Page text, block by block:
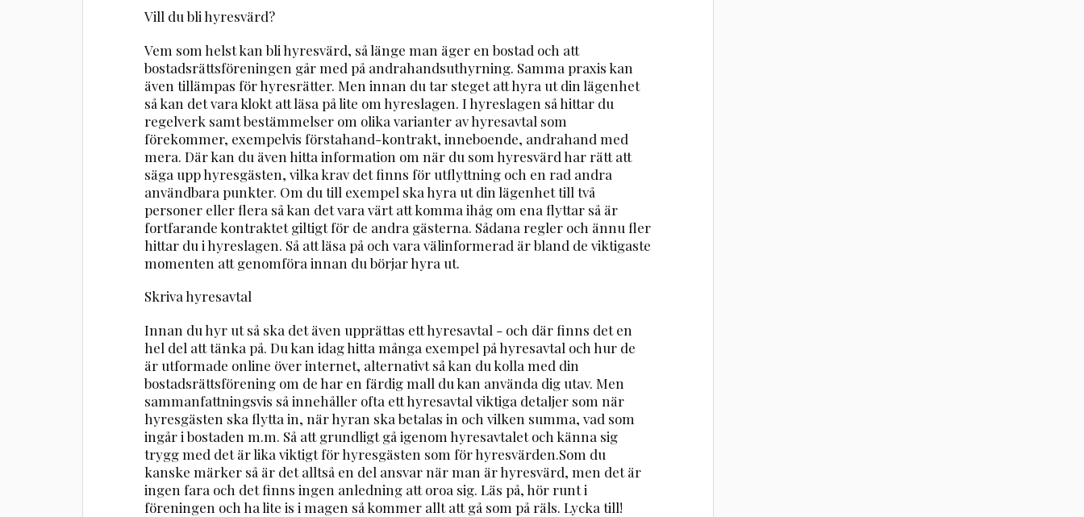
Vill du bli hyresvärd?
Vem som helst kan bli hyresvärd, så länge man äger en bostad och att
bostadsrättsföreningen går med på andrahandsuthyrning. Samma praxis kan
även tillämpas för hyresrätter. Men innan du tar steget att hyra ut din lägenhet
så kan det vara klokt att läsa på lite om hyreslagen. I hyreslagen så hittar du
regelverk samt bestämmelser om olika varianter av hyresavtal som
förekommer, exempelvis förstahand-kontrakt, inneboende, andrahand med
mera. Där kan du även hitta information om när du som hyresvärd har rätt att
säga upp hyresgästen, vilka krav det finns för utflyttning och en rad andra
användbara punkter. Om du till exempel ska hyra ut din lägenhet till två
personer eller flera så kan det vara värt att komma ihåg om ena flyttar så är
fortfarande kontraktet giltigt för de andra gästerna. Sådana regler och ännu fler
hittar du i hyreslagen. Så att läsa på och vara välinformerad är bland de viktigaste
momenten att genomföra innan du börjar hyra ut.
Skriva hyresavtal
Innan du hyr ut så ska det även upprättas ett hyresavtal - och där finns det en
hel del att tänka på. Du kan idag hitta många exempel på hyresavtal och hur de
är utformade online över internet, alternativt så kan du kolla med din
bostadsrättsförening om de har en färdig mall du kan använda dig utav. Men
sammanfattningsvis så innehåller ofta ett hyresavtal viktiga detaljer som när
hyresgästen ska flytta in, när hyran ska betalas in och vilken summa, vad som
ingår i bostaden m.m. Så att grundligt gå igenom hyresavtalet och känna sig
trygg med det är lika viktigt för hyresgästen som för hyresvärden.Som du
kanske märker så är det alltså en del ansvar när man är hyresvärd, men det är
ingen fara och det finns ingen anledning att oroa sig. Läs på, hör runt i
föreningen och ha lite is i magen så kommer allt att gå som på räls. Lycka till!